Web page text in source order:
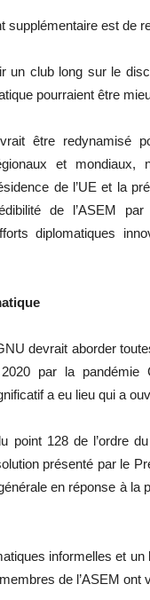
supplémentaire est de
un club long sur le
pourraient être
être redynamisé
et
de l’UE et la
de l’ASEM par
diplomatiques
devrait aborder
par la pandémie
a eu lieu qui a
point 128 de l’ordre
présenté par le
en réponse à
informelles et
de l’ASEM ont